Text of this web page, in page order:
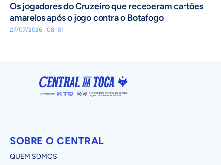
Os jogadores do Cruzeiro que receberam cartões
amarelos após o jogo contra o Botafogo
27/07/2026 · 08h51
SOBRE O CENTRAL
QUEM SOMOS